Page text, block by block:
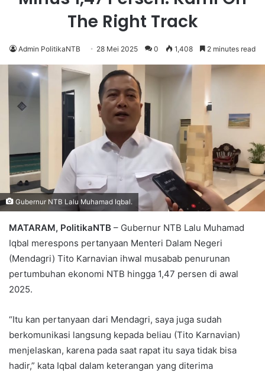
The Right Track
Admin PolitikaNTB 28 Mei 2025 0 1,408 2 minutes read
Gubernur NTB Lalu Muhamad Iqbal.
MATARAM, PolitikaNTB – Gubernur NTB Lalu Muhamad
Iqbal merespons pertanyaan Menteri Dalam Negeri
(Mendagri) Tito Karnavian ihwal musabab penurunan
pertumbuhan ekonomi NTB hingga 1,47 persen di awal
2025.
“Itu kan pertanyaan dari Mendagri, saya juga sudah
berkomunikasi langsung kepada beliau (Tito Karnavian)
menjelaskan, karena pada saat rapat itu saya tidak bisa
hadir,” kata Iqbal dalam keterangan yang diterima